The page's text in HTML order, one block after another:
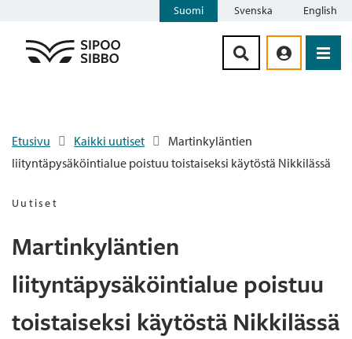
Suomi Svenska English
Etusivu Kaikki uutiset
Martinkyläntien
liityntäpysäköintialue poistuu toistaiseksi käytöstä Nikkilässä
Uutiset
Martinkyläntien
liityntäpysäköintialue poistuu
toistaiseksi käytöstä Nikkilässä